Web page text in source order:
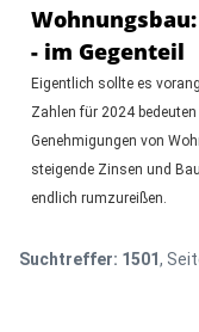
- im Gegenteil
Eigentlich sollte es
Zahlen für 2024
Genehmigungen von
steigende Zinsen und
endlich rumzureißen.
Suchtreffer: 1501,